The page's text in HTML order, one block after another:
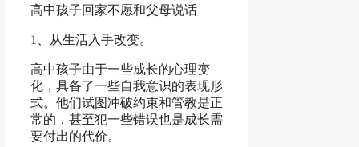
高中孩子回家不愿和父母说话
1、从生活入手改变。
高中孩子由于一些成长的心理变
化，具备了一些自我意识的表现形
式。他们试图冲破约束和管教是正
常的，甚至犯一些错误也是成长需
要付出的代价。